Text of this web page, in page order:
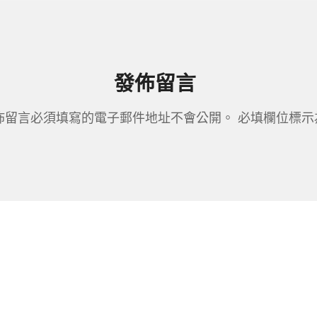
發佈留言
留言必須填寫的電子郵件地址不會公開。 必填欄位標